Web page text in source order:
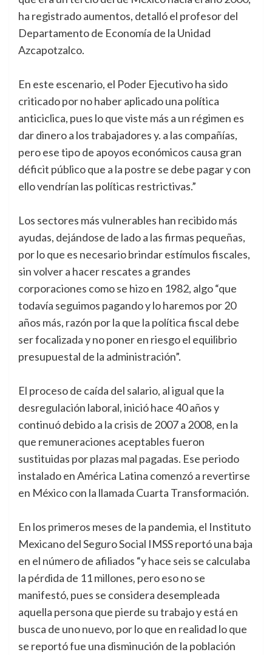
ha registrado aumentos, detalló el profesor del
Departamento de Economía de la Unidad
Azcapotzalco.
En este escenario, el Poder Ejecutivo ha sido
criticado por no haber aplicado una política
anticiclica, pues lo que viste más a un régimen es
dar dinero a los trabajadores y. a las compañías,
pero ese tipo de apoyos económicos causa gran
déficit público que a la postre se debe pagar y con
ello vendrían las políticas restrictivas.”
Los sectores más vulnerables han recibido más
ayudas, dejándose de lado a las firmas pequeñas,
por lo que es necesario brindar estímulos fiscales,
sin volver a hacer rescates a grandes
corporaciones como se hizo en 1982, algo “que
todavía seguimos pagando y lo haremos por 20
años más, razón por la que la política fiscal debe
ser focalizada y no poner en riesgo el equilibrio
presupuestal de la administración”.
El proceso de caída del salario, al igual que la
desregulación laboral, inició hace 40 años y
continuó debido a la crisis de 2007 a 2008, en la
que remuneraciones aceptables fueron
sustituidas por plazas mal pagadas. Ese periodo
instalado en América Latina comenzó a revertirse
en México con la llamada Cuarta Transformación.
En los primeros meses de la pandemia, el Instituto
Mexicano del Seguro Social IMSS reportó una baja
en el número de afiliados “y hace seis se calculaba
la pérdida de 11 millones, pero eso no se
manifestó, pues se considera desempleada
aquella persona que pierde su trabajo y está en
busca de uno nuevo, por lo que en realidad lo que
se reportó fue una disminución de la población